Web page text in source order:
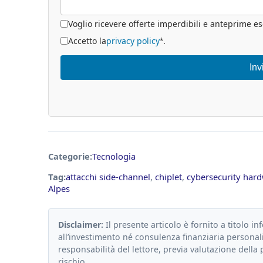
Voglio ricevere offerte imperdibili e anteprime
Accetto laprivacy policy*.
Categorie:Tecnologia
Tag:attacchi side-channel, chiplet, cybersecurity
Alpes
Disclaimer: Il presente articolo è fornito a titolo
all’investimento né consulenza finanziaria
responsabilità del lettore, previa valutazione